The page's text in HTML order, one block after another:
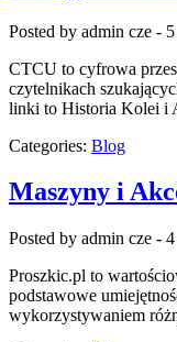
Posted by admin cze -
CTCU to cyfrowa
czytelnikach
linki to Historia Kolei i
Categories: Blog
Maszyny i
Posted by admin cze -
Proszkic.pl to
podstawowe
wykorzystywaniem